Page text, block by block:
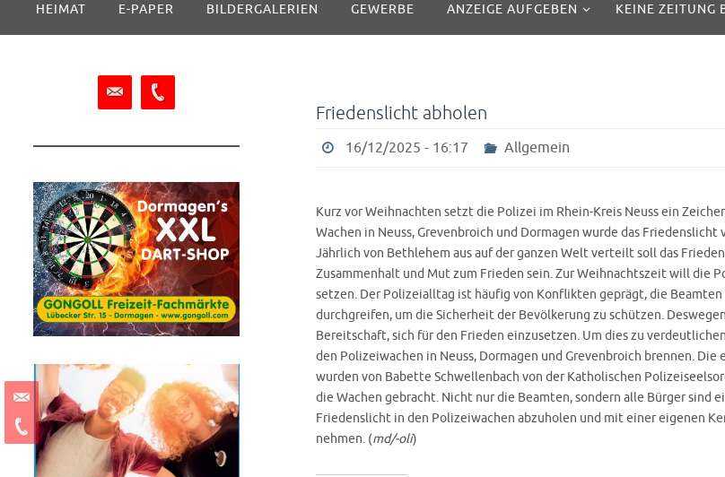
springen
HEIMAT E-PAPER BILDERGALERIEN GEWERBE ANZEIGE AUFGEBEN KEINE ZEITUNG
Friedenslicht abholen
16/12/2025 - 16:17 Allgemein
Kurz vor Weihnachten setzt die Polizei im Rhein-Kreis Neuss ein
Wachen in Neuss, Grevenbroich und Dormagen wurde das
Jährlich von Bethlehem aus auf der ganzen Welt verteilt soll das
Zusammenhalt und Mut zum Frieden sein. Zur Weihnachtszeit will die
setzen. Der Polizeialltag ist häufig von Konflikten geprägt, die
durchgreifen, um die Sicherheit der Bevölkerung zu schützen.
Bereitschaft, sich für den Frieden einzusetzen. Um dies zu
den Polizeiwachen in Neuss, Dormagen und Grevenbroich brennen.
wurden von Babette Schwellenbach von der Katholischen
die Wachen gebracht. Nicht nur die Beamten, sondern alle Bürger sind
Friedenslicht in den Polizeiwachen abzuholen und mit einer eigenen
nehmen. (md/-oli)